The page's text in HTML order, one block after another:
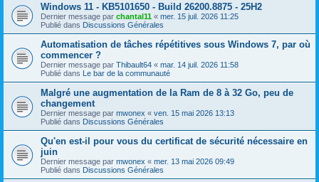
Windows 11 - KB5101650 - Build 26200.8875 - 25H2
Dernier message par chantal11 « mer. 15 juil. 2026 11:25
Publié dans Discussions Générales
Automatisation de tâches répétitives sous Windows 7, par où
commencer ?
Dernier message par Thibault64 « mar. 14 juil. 2026 11:58
Publié dans Le bar de la communauté
Malgré une augmentation de la Ram de 8 à 32 Go, peu de
changement
Dernier message par mwonex « ven. 15 mai 2026 13:13
Publié dans Discussions Générales
Qu'en est-il pour vous du certificat de sécurité nécessaire en
juin
Dernier message par mwonex « mer. 13 mai 2026 09:49
Publié dans Discussions Générales